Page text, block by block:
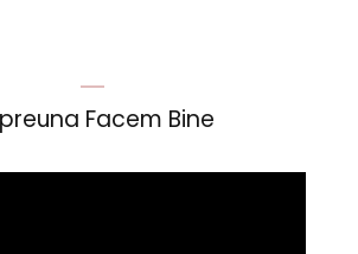
Facem Bine